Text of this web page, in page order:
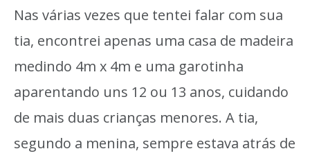
Nas várias vezes que tentei falar com sua
tia, encontrei apenas uma casa de madeira
medindo 4m x 4m e uma garotinha
aparentando uns 12 ou 13 anos, cuidando
de mais duas crianças menores. A tia,
segundo a menina, sempre estava atrás de